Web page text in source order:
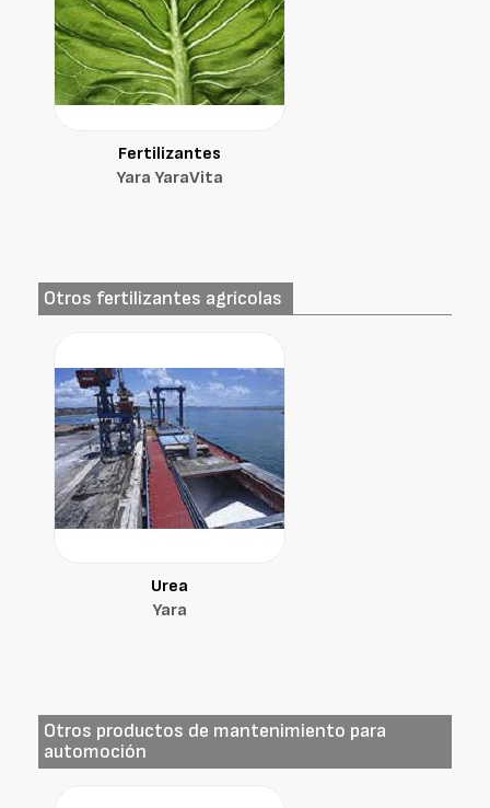
Fertilizantes
Yara YaraVita
Otros fertilizantes agrícolas
Urea
Yara
Otros productos de mantenimiento para
automoción